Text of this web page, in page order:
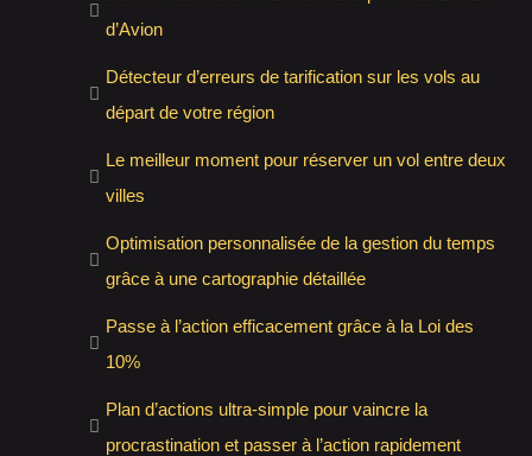
d’Avion
Détecteur d’erreurs de tarification sur les vols au
départ de votre région
Le meilleur moment pour réserver un vol entre deux
villes
Optimisation personnalisée de la gestion du temps
grâce à une cartographie détaillée
Passe à l’action efficacement grâce à la Loi des
10%
Plan d’actions ultra-simple pour vaincre la
procrastination et passer à l’action rapidement